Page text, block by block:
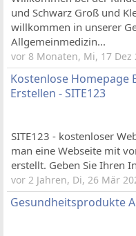
und Schwarz Groß und
willkommen in unserer
Allgemeinmedizin...
vor 8 Monaten, Mi, 17 Dez
Kostenlose Homepage
Erstellen - SITE123
SITE123 - kostenloser
man eine Webseite mit
erstellt. Geben Sie Ihren
vor 2 Jahren, Di, 26 Mär
Gesundheitsprodukte